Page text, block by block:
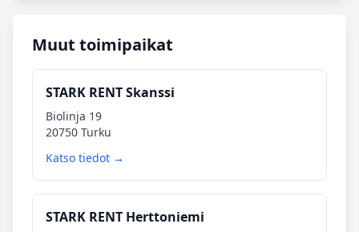
Muut toimipaikat
STARK RENT Skanssi
Biolinja 19
20750 Turku
Katso tiedot →
STARK RENT Herttoniemi